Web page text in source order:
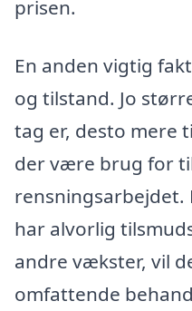
prisen.
En anden vigtig
og tilstand. Jo
tag er, desto mere
der være brug for
rensningsarbejdet.
har alvorlig
andre vækster, vil
omfattende